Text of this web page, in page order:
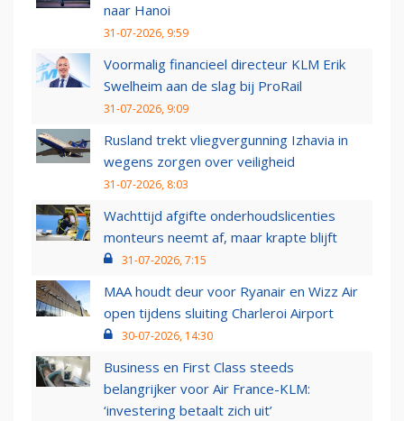
naar Hanoi
31-07-2026, 9:59
Voormalig financieel directeur KLM Erik
Swelheim aan de slag bij ProRail
31-07-2026, 9:09
Rusland trekt vliegvergunning Izhavia in
wegens zorgen over veiligheid
31-07-2026, 8:03
Wachttijd afgifte onderhoudslicenties
monteurs neemt af, maar krapte blijft
31-07-2026, 7:15
MAA houdt deur voor Ryanair en Wizz Air
open tijdens sluiting Charleroi Airport
30-07-2026, 14:30
Business en First Class steeds
belangrijker voor Air France-KLM:
‘investering betaalt zich uit’